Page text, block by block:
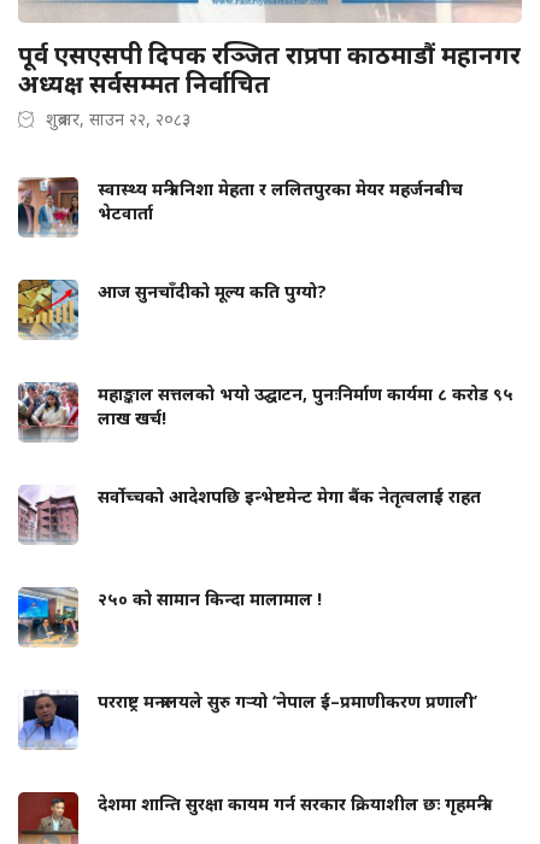
पूर्व एसएसपी दिपक रञ्जित राप्रपा काठमाडौं महानगर
अध्यक्ष सर्वसम्मत निर्वाचित
शुक्रबार, साउन २२, २०८३
स्वास्थ्य मन्त्री निशा मेहता र ललितपुरका मेयर महर्जनबीच
भेटवार्ता
आज सुनचाँदीको मूल्य कति पुग्यो?
महाङ्काल सत्तलको भयो उद्घाटन, पुनःनिर्माण कार्यमा ८ करोड ९५
लाख खर्च!
सर्वोच्चको आदेशपछि इन्भेष्टमेन्ट मेगा बैंक नेतृत्वलाई राहत
२५० को सामान किन्दा मालामाल !
परराष्ट्र मन्त्रालयले सुरु गर्‍यो ‘नेपाल ई–प्रमाणीकरण प्रणाली’
देशमा शान्ति सुरक्षा कायम गर्न सरकार क्रियाशील छः गृहमन्त्री